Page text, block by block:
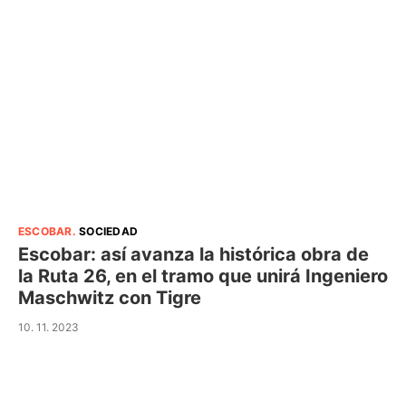
ESCOBAR.SOCIEDAD
Escobar: así avanza la histórica obra de
la Ruta 26, en el tramo que unirá Ingeniero
Maschwitz con Tigre
10. 11. 2023